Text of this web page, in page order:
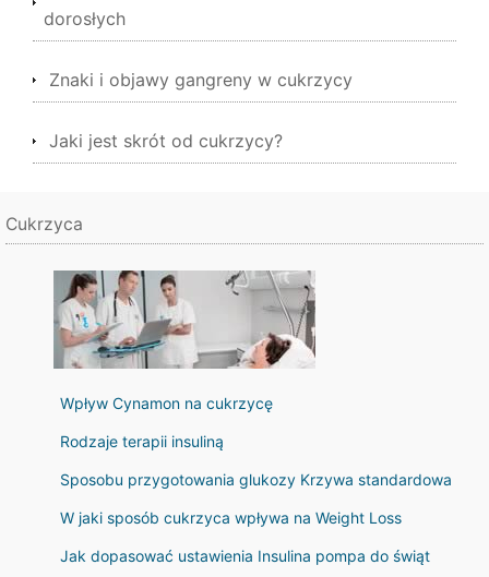
dorosłych
Znaki i objawy gangreny w cukrzycy
Jaki jest skrót od cukrzycy?
Cukrzyca
Wpływ Cynamon na cukrzycę
Rodzaje terapii insuliną
Sposobu przygotowania glukozy Krzywa standardowa
W jaki sposób cukrzyca wpływa na Weight Loss
Jak dopasować ustawienia Insulina pompa do świąt